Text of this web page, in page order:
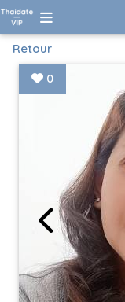
Retour
0